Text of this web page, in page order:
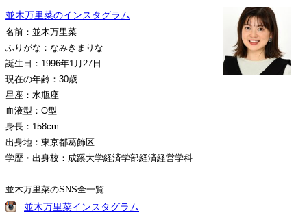
並木万里菜のインスタグラム
名前：並木万里菜
ふりがな：なみきまりな
誕生日：1996年1月27日
現在の年齢：30歳
星座：水瓶座
血液型：O型
身長：158cm
出身地：東京都葛飾区
学歴・出身校：成蹊大学経済学部経済経営学科
並木万里菜のSNS全一覧
並木万里菜インスタグラム